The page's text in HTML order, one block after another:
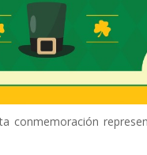
conmemoración